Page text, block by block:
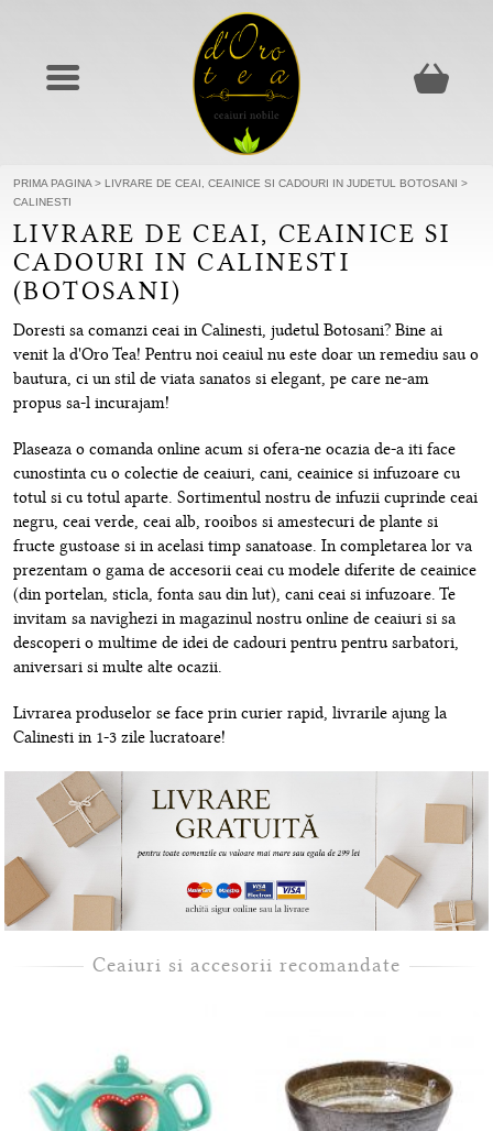
PRIMA PAGINA > LIVRARE DE CEAI, CEAINICE SI CADOURI IN JUDETUL BOTOSANI >
CALINESTI
LIVRARE DE CEAI, CEAINICE SI
CADOURI IN CALINESTI
(BOTOSANI)
Doresti sa comanzi ceai in Calinesti, judetul Botosani? Bine ai
venit la d'Oro Tea! Pentru noi ceaiul nu este doar un remediu sau o
bautura, ci un stil de viata sanatos si elegant, pe care ne-am
propus sa-l incurajam!
Plaseaza o comanda online acum si ofera-ne ocazia de-a iti face
cunostinta cu o colectie de ceaiuri, cani, ceainice si infuzoare cu
totul si cu totul aparte. Sortimentul nostru de infuzii cuprinde ceai
negru, ceai verde, ceai alb, rooibos si amestecuri de plante si
fructe gustoase si in acelasi timp sanatoase. In completarea lor va
prezentam o gama de accesorii ceai cu modele diferite de ceainice
(din portelan, sticla, fonta sau din lut), cani ceai si infuzoare. Te
invitam sa navighezi in magazinul nostru online de ceaiuri si sa
descoperi o multime de idei de cadouri pentru pentru sarbatori,
aniversari si multe alte ocazii.
Livrarea produselor se face prin curier rapid, livrarile ajung la
Calinesti in 1-3 zile lucratoare!
Ceaiuri si accesorii recomandate